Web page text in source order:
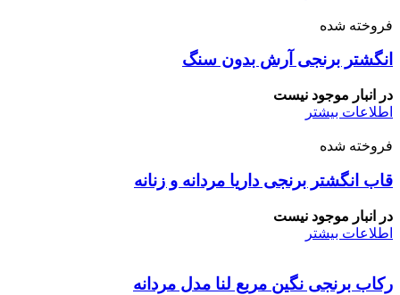
فروخته شده
انگشتر برنجی آرش بدون سنگ
در انبار موجود نیست
اطلاعات بیشتر
فروخته شده
قاب انگشتر برنجی داریا مردانه و زنانه
در انبار موجود نیست
اطلاعات بیشتر
رکاب برنجی نگین مربع لنا مدل مردانه